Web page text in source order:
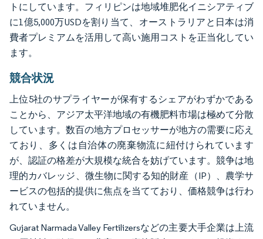
トにしています。フィリピンは地域堆肥化イニシアティブ
に1億5,000万USDを割り当て、オーストラリアと日本は消
費者プレミアムを活用して高い施用コストを正当化してい
ます。
競合状況
上位5社のサプライヤーが保有するシェアがわずかである
ことから、アジア太平洋地域の有機肥料市場は極めて分散
しています。数百の地方プロセッサーが地方の需要に応え
ており、多くは自治体の廃棄物流に紐付けられています
が、認証の格差が大規模な統合を妨げています。競争は地
理的カバレッジ、微生物に関する知的財産（IP）、農学サ
ービスの包括的提供に焦点を当てており、価格競争は行わ
れていません。
Gujarat Narmada Valley Fertilizersなどの主要大手企業は上流